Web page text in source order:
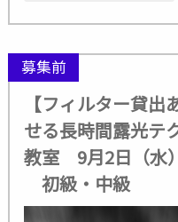
募集前
【フィルター貸
せる長時間露光
教室 9月2日（水
初級・中級